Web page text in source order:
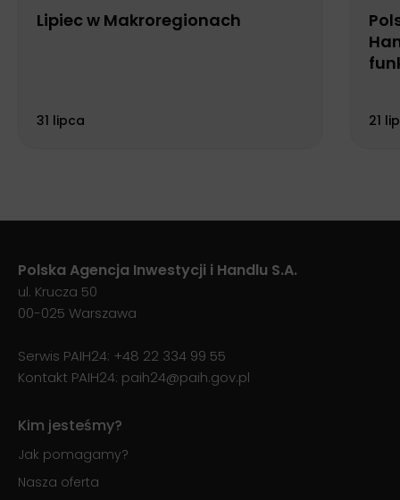
Lipiec w Makroregionach
31 lipca 21
Polska Agencja Inwestycji i Handlu S.A.
ul. Krucza 50
00-025 Warszawa
Serwis PAIH24: +48 22 334 99 55
Kontakt PAIH24: paih24@paih.gov.pl
Kim jesteśmy?
Jak pomagamy?
Nasza oferta